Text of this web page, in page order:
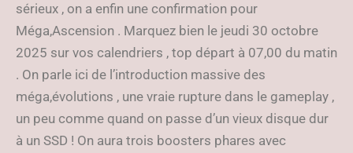
sérieux , on a enfin une confirmation pour
Méga,Ascension . Marquez bien le jeudi 30 octobre
2025 sur vos calendriers , top départ à 07,00 du matin
. On parle ici de l’introduction massive des
méga,évolutions , une vraie rupture dans le gameplay ,
un peu comme quand on passe d’un vieux disque dur
à un SSD ! On aura trois boosters phares avec